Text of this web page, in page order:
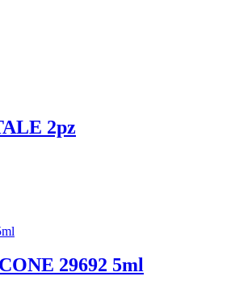
2pz
29692 5ml